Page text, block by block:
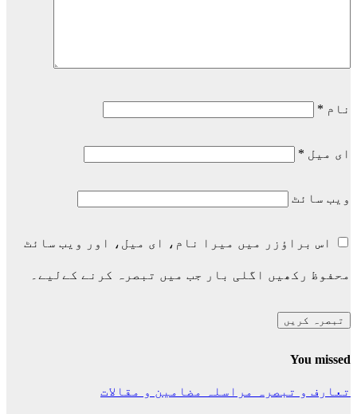
نام *
ای میل *
ویب‌ سائٹ
اس براؤزر میں میرا نام، ای میل، اور ویب سائٹ
محفوظ رکھیں اگلی بار جب میں تبصرہ کرنے کےلیے۔
You missed
تعارف و تبصرہ مراسلہ مضامین و مقالات